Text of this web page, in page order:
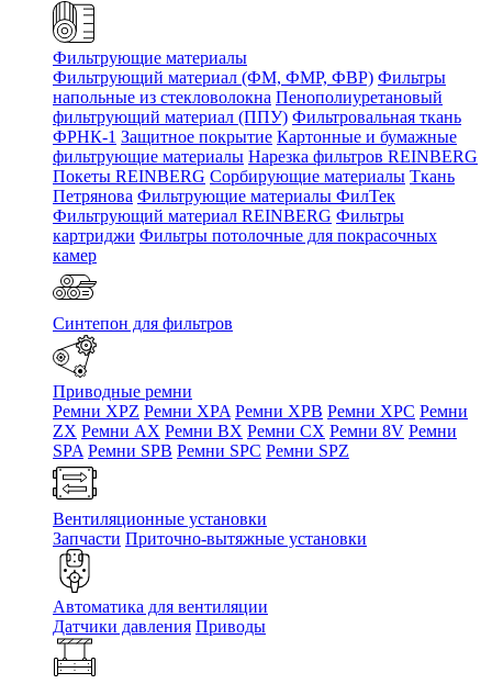
Фильтрующие материалы
Фильтрующий материал (ФМ, ФМР, ФВР) Фильтры
напольные из стекловолокна Пенополиуретановый
фильтрующий материал (ППУ) Фильтровальная ткань
ФРНК-1 Защитное покрытие Картонные и бумажные
фильтрующие материалы Нарезка фильтров REINBERG
Покеты REINBERG Сорбирующие материалы Ткань
Петрянова Фильтрующие материалы ФилТек
Фильтрующий материал REINBERG Фильтры
картриджи Фильтры потолочные для покрасочных
камер
Синтепон для фильтров
Приводные ремни
Ремни XPZ Ремни XPA Ремни XPB Ремни XPC Ремни
ZX Ремни AX Ремни BX Ремни CX Ремни 8V Ремни
SPA Ремни SPB Ремни SPC Ремни SPZ
Вентиляционные установки
Запчасти Приточно-вытяжные установки
Автоматика для вентиляции
Датчики давления Приводы